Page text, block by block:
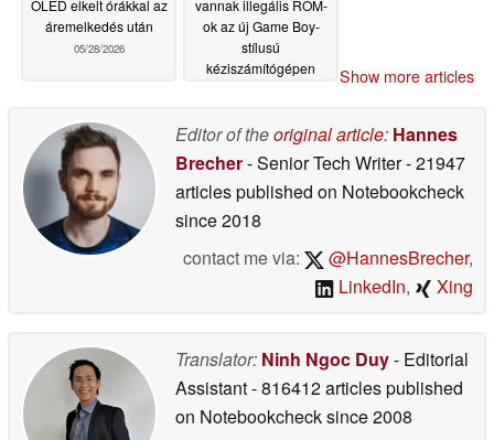
OLED elkelt órákkal az
áremelkedés után
05/28/2026
vannak illegális ROM-
ok az új Game Boy-
stílusú
kéziszámítógépen
Show more articles
Editor of theoriginal article: Hannes
Brecher- Senior Tech Writer- 21947
articles published on Notebookcheck
since 2018
contact me via:
@HannesBrecher,
LinkedIn, Xing
Translator: Ninh Ngoc Duy- Editorial
Assistant- 816412 articles published
on Notebookchecksince 2008